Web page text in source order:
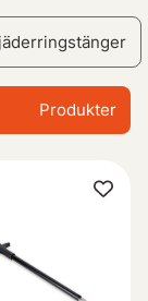
snickarbod
in.
Produkter